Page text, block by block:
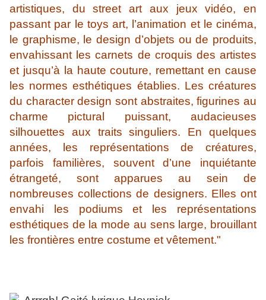
artistiques, du street art aux jeux vidéo, en
passant par le toys art, l’animation et le cinéma,
le graphisme, le design d’objets ou de produits,
envahissant les carnets de croquis des artistes
et jusqu’à la haute couture, remettant en cause
les normes esthétiques établies. Les créatures
du character design sont abstraites, figurines au
charme pictural puissant, audacieuses
silhouettes aux traits singuliers. En quelques
années, les représentations de créatures,
parfois familières, souvent d’une inquiétante
étrangeté, sont apparues au sein de
nombreuses collections de designers. Elles ont
envahi les podiums et les représentations
esthétiques de la mode au sens large, brouillant
les frontières entre costume et vêtement."